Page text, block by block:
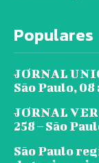
Populares
JORNAL
São Paulo, 08
JORNAL VER
258 – São
São Paulo